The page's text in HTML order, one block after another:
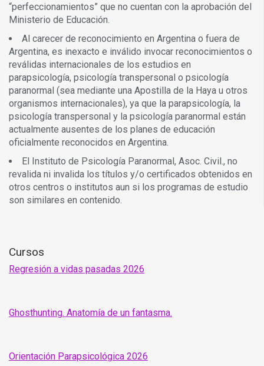
“perfeccionamientos” que no cuentan con la aprobación del
Ministerio de Educación.
Al carecer de reconocimiento en Argentina o fuera de
Argentina, es inexacto e inválido invocar reconocimientos o
reválidas internacionales de los estudios en
parapsicología, psicología transpersonal o psicología
paranormal (sea mediante una Apostilla de la Haya u otros
organismos internacionales), ya que la parapsicología, la
psicología transpersonal y la psicología paranormal están
actualmente ausentes de los planes de educación
oficialmente reconocidos en Argentina.
El Instituto de Psicología Paranormal, Asoc. Civil., no
revalida ni invalida los títulos y/o certificados obtenidos en
otros centros o institutos aun si los programas de estudio
son similares en contenido.
Cursos
Regresión a vidas pasadas 2026
Ghosthunting. Anatomía de un fantasma.
Orientación Parapsicológica 2026